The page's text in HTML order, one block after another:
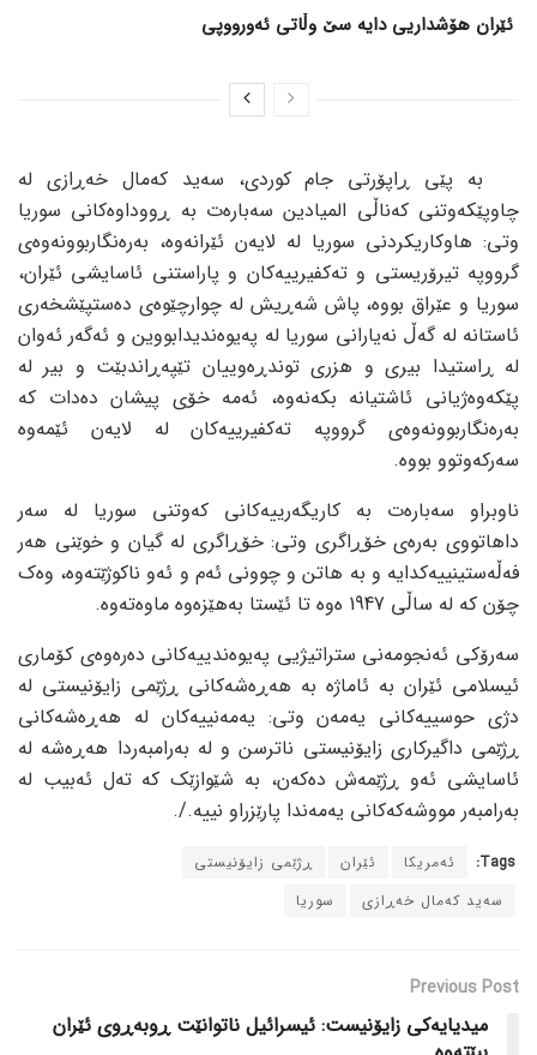
ئێران هۆشداریی دایە سێ وڵاتی ئەورووپی
بە پێی ڕاپۆرتی جام کوردی، سەید کەمال خەڕازی لە
چاوپێکەوتنی کەناڵی المیادین سەبارەت بە ڕووداوەکانی سوریا
وتی: هاوکاریکردنی سوریا لە لایەن ئێرانەوە، بەرەنگاربوونەوەی
گرووپە تیرۆریستی و تەکفیرییەکان و پاراستنی ئاسایشی ئێران،
سوریا و عێراق بووە، پاش شەڕیش لە چوارچێوەی دەستپێشخەری
ئاستانە لە گەڵ نەیارانی سوریا لە پەیوەندیدابووین و ئەگەر ئەوان
لە ڕاستیدا بیری و هزری توندڕەوییان تێپەڕاندبێت و بیر لە
پێکەوەژیانی ئاشتیانە بکەنەوە، ئەمە خۆی پیشان دەدات کە
بەرەنگاربوونەوەی گرووپە تەکفیرییەکان لە لایەن ئێمەوە
سەرکەوتوو بووە.
ناوبراو سەبارەت بە کاریگەرییەکانی کەوتنی سوریا لە سەر
داهاتووی بەرەی خۆڕاگری وتی: خۆڕاگری لە گیان و خوێنی هەر
فەڵەستینییەکدایە و بە هاتن و چوونی ئەم و ئەو ناکوژێتەوە، وەک
چۆن کە لە ساڵی 1947 ەوە تا ئێستا بەهێزەوە ماوەتەوە.
سەرۆکی ئەنجومەنی ستراتیژیی پەیوەندییەکانی دەرەوەی کۆماری
ئیسلامی ئێران بە ئاماژە بە هەڕەشەکانی ڕژێمی زایۆنیستی لە
دژی حوسییەکانی یەمەن وتی: یەمەنییەکان لە هەڕەشەکانی
ڕژێمی داگیرکاری زایۆنیستی ناترسن و لە بەرامبەردا هەڕەشە لە
ئاسایشی ئەو ڕژێمەش دەکەن، بە شێوازێک کە تەل ئەبیب لە
بەرامبەر مووشەکەکانی یەمەندا پارێزراو نییە./.
Tags: ئەمریکا ئێران
ڕژێمی زایۆنیستی
سەید کەمال خەڕازی
سوریا
Previous Post
میدیایەکی زایۆنیست: ئیسرائیل ناتوانێت ڕوبەڕوی ئێران